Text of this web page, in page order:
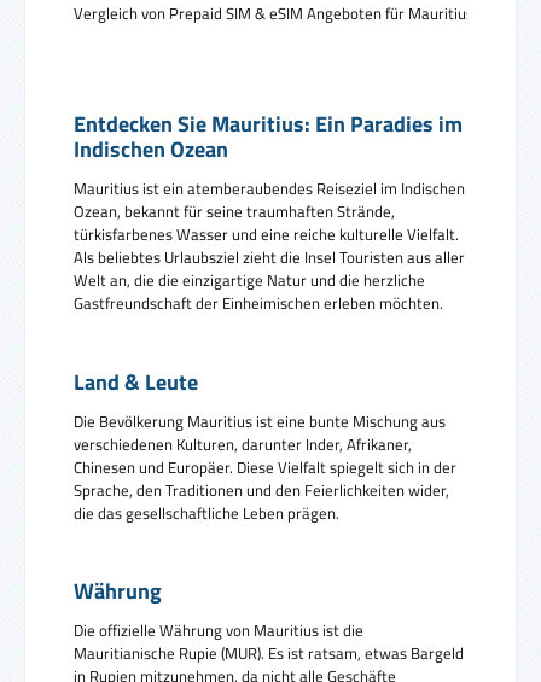
Vergleich von Prepaid SIM & eSIM Angeboten für Mauritius
Entdecken Sie Mauritius: Ein Paradies im
Indischen Ozean
Mauritius ist ein atemberaubendes Reiseziel im Indischen
Ozean, bekannt für seine traumhaften Strände,
türkisfarbenes Wasser und eine reiche kulturelle Vielfalt.
Als beliebtes Urlaubsziel zieht die Insel Touristen aus aller
Welt an, die die einzigartige Natur und die herzliche
Gastfreundschaft der Einheimischen erleben möchten.
Land & Leute
Die Bevölkerung Mauritius ist eine bunte Mischung aus
verschiedenen Kulturen, darunter Inder, Afrikaner,
Chinesen und Europäer. Diese Vielfalt spiegelt sich in der
Sprache, den Traditionen und den Feierlichkeiten wider,
die das gesellschaftliche Leben prägen.
Währung
Die offizielle Währung von Mauritius ist die
Mauritianische Rupie (MUR). Es ist ratsam, etwas Bargeld
in Rupien mitzunehmen, da nicht alle Geschäfte